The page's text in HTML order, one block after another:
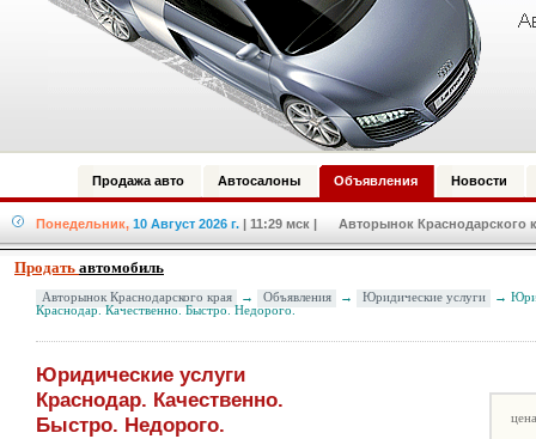
Продажа авто Автосалоны Объявления Новости
Понедельник, 10 Август 2026 г. | 11:29 мск | Авторынок Краснодарского
Продать автомобиль
Авторынок Краснодарского края → Объявления → Юридические услуги
→
Краснодар. Качественно. Быстро. Недорого.
Юридические услуги
Краснодар. Качественно.
Быстро. Недорого.